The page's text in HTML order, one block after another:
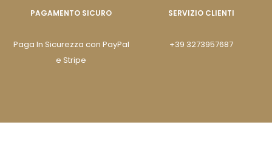
PAGAMENTO SICURO
Paga In Sicurezza con PayPal
e Stripe
SERVIZIO CLIENTI
+39 3273957687